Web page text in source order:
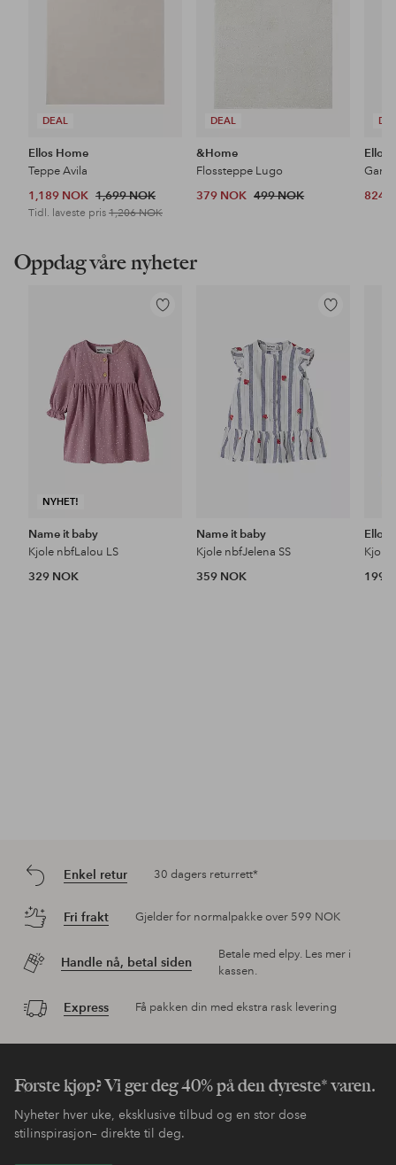
DEAL
Ellos Home
Teppe Avila
1,189 NOK 1,699 NOK
Tidl. laveste pris 1,206 NOK
DEAL
&Home
Flossteppe Lugo
379 NOK 499 NOK
Ellos
824
Oppdag våre nyheter
NYHET!
Legg
Name it baby
Kjole nbfLalou LS
329 NOK
Legg
Name it baby
Kjole nbfJelena SS
359 NOK
Ellos
Kjole
199
Enkel retur 30 dagers returrett*
Fri frakt Gjelder for normalpakke over 599 NOK
Handle nå, betal siden
Betale med elpy. Les mer i
kassen.
Express Få pakken din med ekstra rask levering
Første kjøp? Vi ger deg 40% på den dyreste* varen.
Nyheter hver uke, eksklusive tilbud og en stor dose
stilinspirasjon– direkte til deg.